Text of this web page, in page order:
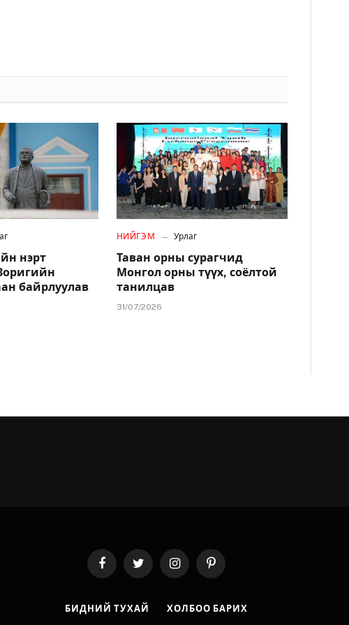
нэрт
байрлуулав
НИЙГЭМ Урлаг
Таван орны сурагчид
Монгол орны түүх, соёлтой
танилцав
31/07/2026
FacebookTwitter InstagramPinterest
БИДНИЙ ТУХАЙ ХОЛБОО БАРИХ